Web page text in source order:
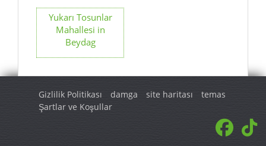
Yukarı Tosunlar
Mahallesi in
Beydag
Gizlilik Politikası damga site haritası
temas
Şartlar ve Koşullar